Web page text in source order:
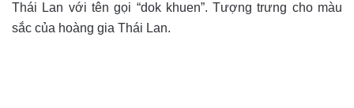
Thái Lan với tên gọi “dok khuen”. Tượng trưng cho màu
sắc của hoàng gia Thái Lan.